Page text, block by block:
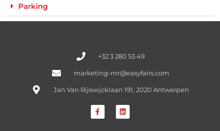
Parking
+32 3 280 53 49
marketing-mr@easyfairs.com
Jan Van Rijswijcklaan 191, 2020 Antwerpen